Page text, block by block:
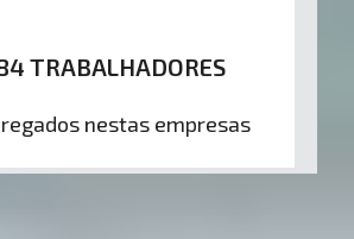
TRABALHADORES
nestas empresas